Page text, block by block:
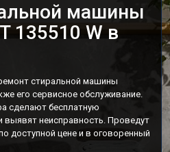
машины
135510 W в
стиральной машины
его сервисное обслуживание.
сделают бесплатную
выявят неисправность. Проведут
доступной цене и в оговоренный